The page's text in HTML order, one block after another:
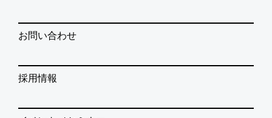
お問い合わせ
採用情報